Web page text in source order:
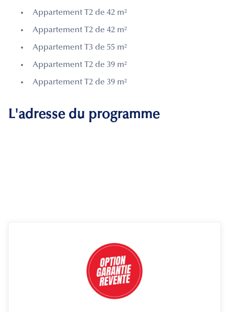
Appartement T2 de 42 m²
Appartement T2 de 42 m²
Appartement T3 de 55 m²
Appartement T2 de 39 m²
Appartement T2 de 39 m²
L'adresse du programme